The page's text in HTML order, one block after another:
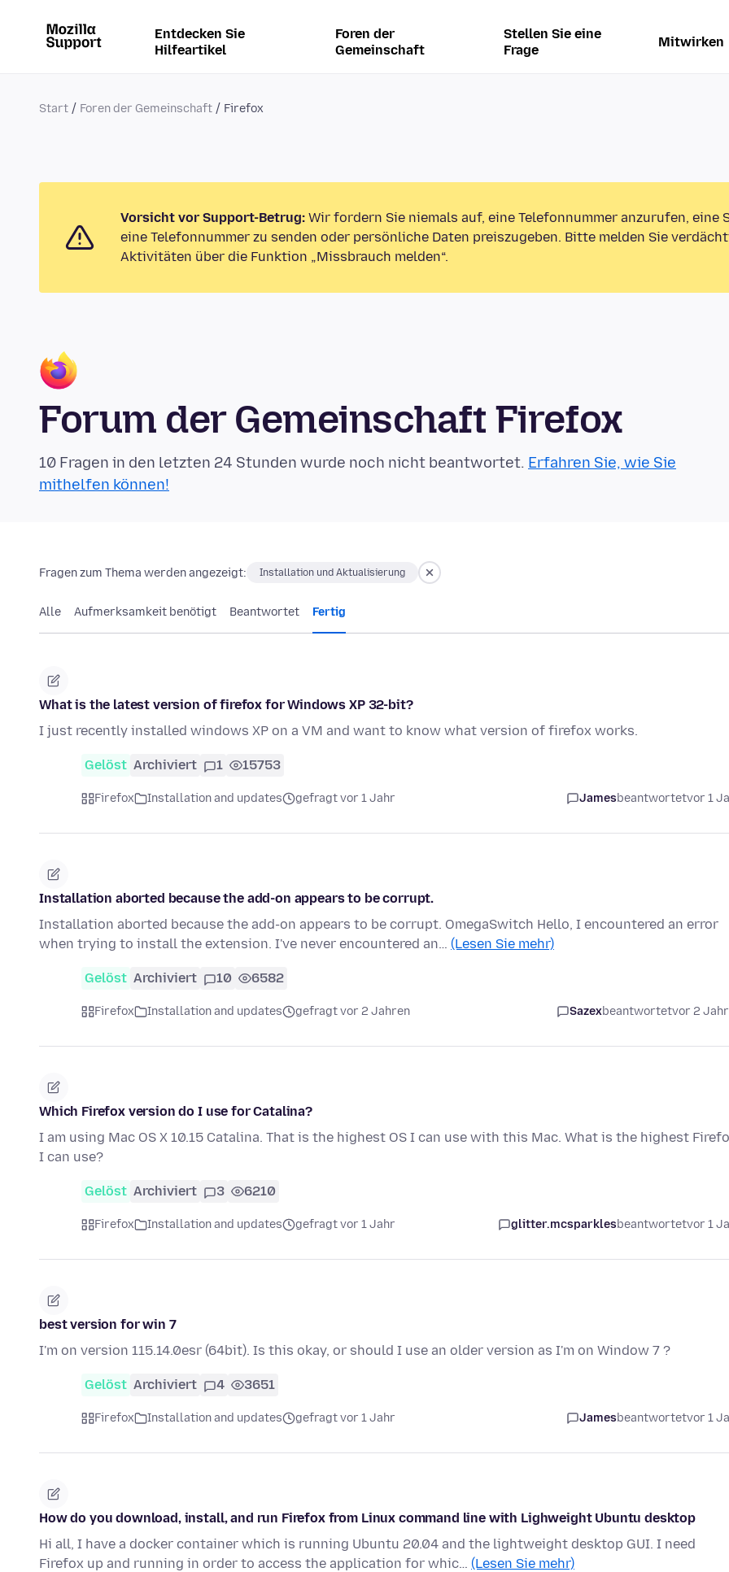
Entdecken Sie
Hilfeartikel
Foren der
Gemeinschaft
Stellen Sie eine
Frage
Mitwirken
Start Foren der Gemeinschaft Firefox
Vorsicht vor Support-Betrug: Wir fordern Sie niemals auf, eine Telefonnummer anzurufen, eine
eine Telefonnummer zu senden oder persönliche Daten preiszugeben. Bitte melden Sie
Aktivitäten über die Funktion „Missbrauch melden“.
Forum der Gemeinschaft Firefox
10 Fragen in den letzten 24 Stunden wurde noch nicht beantwortet. Erfahren Sie, wie Sie
mithelfen können!
Fragen zum Thema werden angezeigt: Installation und Aktualisierung
Alle Aufmerksamkeit benötigt Beantwortet Fertig
What is the latest version of firefox for Windows XP 32-bit?
I just recently installed windows XP on a VM and want to know what version of firefox works.
Gelöst Archiviert 1 15753
Firefox Installation and updates gefragt vor 1 Jahr Jamesbeantwortetvor 1
Installation aborted because the add-on appears to be corrupt.
Installation aborted because the add-on appears to be corrupt. OmegaSwitch Hello, I encountered an error
when trying to install the extension. I've never encountered an… (Lesen Sie mehr)
Gelöst Archiviert 10 6582
Firefox Installation and updates gefragt vor 2 Jahren Sazexbeantwortetvor 2
Which Firefox version do I use for Catalina?
I am using Mac OS X 10.15 Catalina. That is the highest OS I can use with this Mac. What is the highest
I can use?
Gelöst Archiviert 3 6210
Firefox Installation and updates gefragt vor 1 Jahr glitter.mcsparklesbeantwortetvor 1
best version for win 7
I'm on version 115.14.0esr (64bit). Is this okay, or should I use an older version as I'm on Window 7 ?
Gelöst Archiviert 4 3651
Firefox Installation and updates gefragt vor 1 Jahr Jamesbeantwortetvor 1
How do you download, install, and run Firefox from Linux command line with Lighweight Ubuntu desktop
Hi all, I have a docker container which is running Ubuntu 20.04 and the lightweight desktop GUI. I need
Firefox up and running in order to access the application for whic… (Lesen Sie mehr)